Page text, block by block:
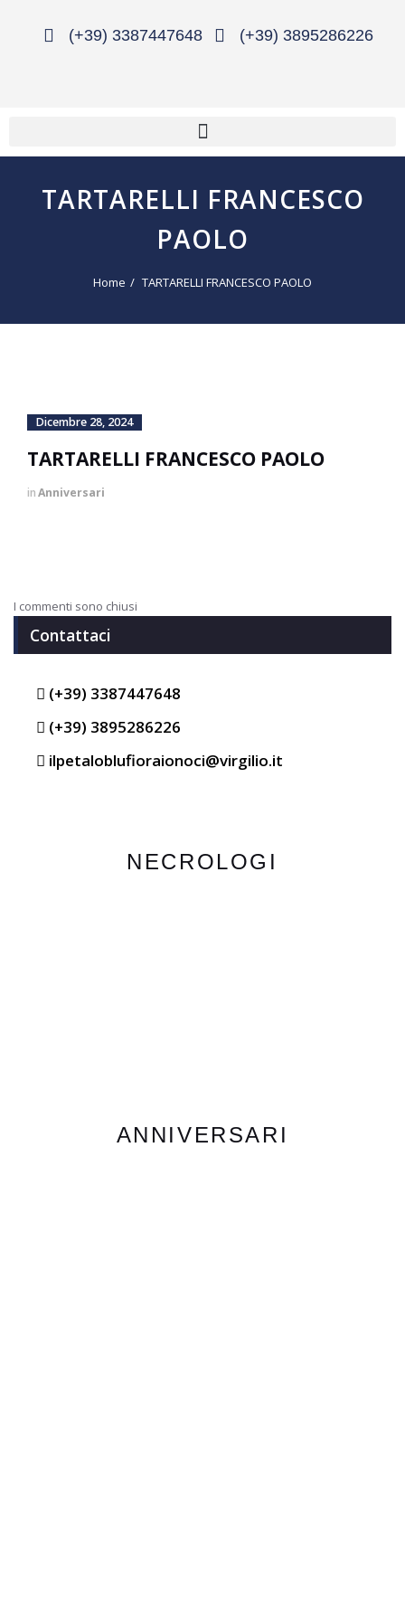
(+39) 3387447648 (+39) 3895286226
TARTARELLI FRANCESCO
PAOLO
Home TARTARELLI FRANCESCO PAOLO
Dicembre 28, 2024
TARTARELLI FRANCESCO PAOLO
inAnniversari
I commenti sono chiusi
Contattaci
(+39) 3387447648
(+39) 3895286226
ilpetaloblufioraionoci@virgilio.it
NECROLOGI
ANNIVERSARI